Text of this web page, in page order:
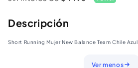
Balance
Chile
Balance
Chile
Descripción
Short Running Mujer New Balance Team Chile Azul
Ver menos